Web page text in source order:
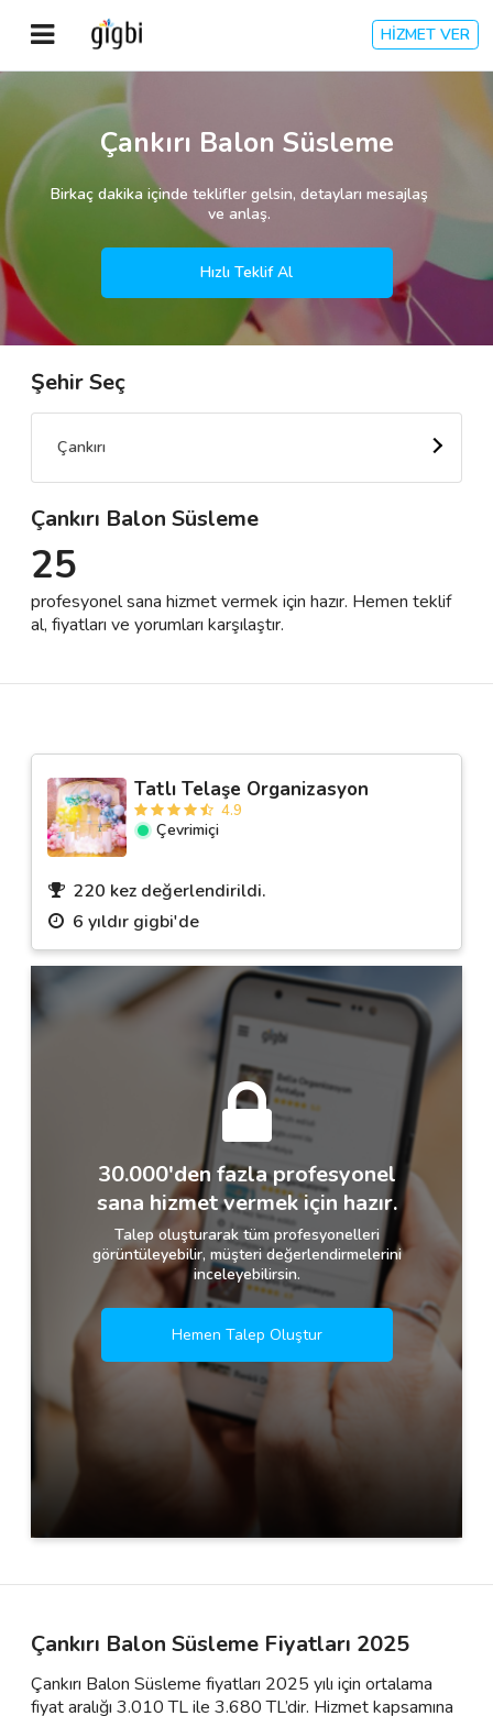
HİZMET VER
Anasayfa
Giriş Yap
Kategoriler
🎈 Biz Kimiz?
🌟 Müşteri Değerlendirmeleri
Destek
İletişim
Çankırı Balon Süsleme
Birkaç dakika içinde teklifler gelsin, detayları mesajlaş
ve anlaş.
Hızlı Teklif Al
Şehir Seç
Çankırı
Çankırı Balon Süsleme
25
profesyonel sana hizmet vermek için hazır. Hemen teklif
al, fiyatları ve yorumları karşılaştır.
Tatlı Telaşe Organizasyon
4.9
Çevrimiçi
220 kez değerlendirildi.
6 yıldır gigbi'de
30.000'den fazla profesyonel
sana hizmet vermek için hazır.
Talep oluşturarak tüm profesyonelleri
görüntüleyebilir, müşteri değerlendirmelerini
inceleyebilirsin.
Hemen Talep Oluştur
Çankırı Balon Süsleme Fiyatları 2025
Çankırı Balon Süsleme fiyatları 2025 yılı için ortalama
fiyat aralığı 3.010 TL ile 3.680 TL’dir. Hizmet kapsamına